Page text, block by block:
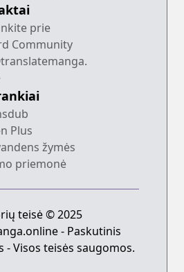
prie
Community
Plus
žymės
priemonė
teisė © 2025
- Paskutinis
- Visos teisės saugomos.